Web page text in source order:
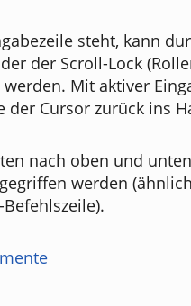
steht, kann
der Scroll-Lock
Mit aktiver
der Cursor zurück ins
nach oben und
werden